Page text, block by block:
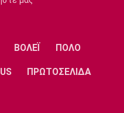
ΒΟΛΕΪ ΠΟΛΟ
ΠΡΩΤΟΣΕΛΙΔΑ